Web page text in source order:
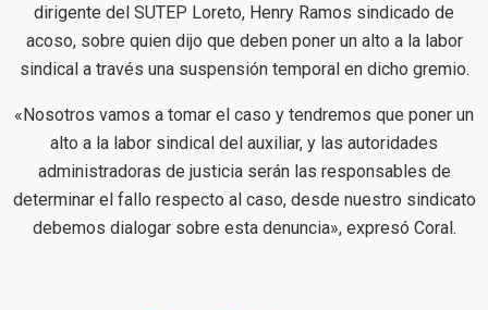
dirigente del SUTEP Loreto, Henry Ramos sindicado de
acoso, sobre quien dijo que deben poner un alto a la labor
sindical a través una suspensión temporal en dicho gremio.
«Nosotros vamos a tomar el caso y tendremos que poner un
alto a la labor sindical del auxiliar, y las autoridades
administradoras de justicia serán las responsables de
determinar el fallo respecto al caso, desde nuestro sindicato
debemos dialogar sobre esta denuncia», expresó Coral.